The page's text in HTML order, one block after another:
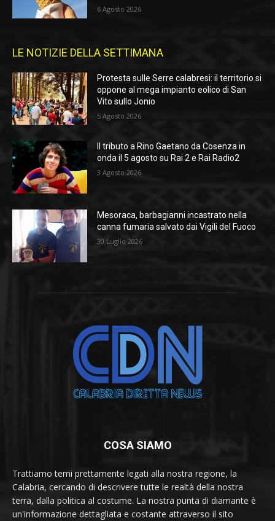
6 Agosto 2026
LE NOTIZIE DELLA SETTIMANA
Protesta sulle Serre calabresi: il territorio si
oppone al mega impianto eolico di San
Vito sullo Jonio
5 Agosto 2026
Il tributo a Rino Gaetano da Cosenza in
onda il 5 agosto su Rai 2 e Rai Radio2
3 Agosto 2026
Mesoraca, barbagianni incastrato nella
canna fumaria salvato dai Vigili del Fuoco
30 Luglio 2026
COSA SIAMO
Trattiamo temi prettamente legati alla nostra regione, la
Calabria, cercando di descrivere tutte le realtà della nostra
terra, dalla politica al costume. La nostra punta di diamante è
un'informazione dettagliata e costante attraverso il sito